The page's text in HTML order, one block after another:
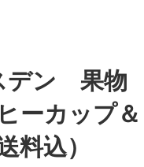
ドレスデン／ババリア
オールドノリタケ
サミュエルオールコック
デン 果物
ーカップ＆
込）